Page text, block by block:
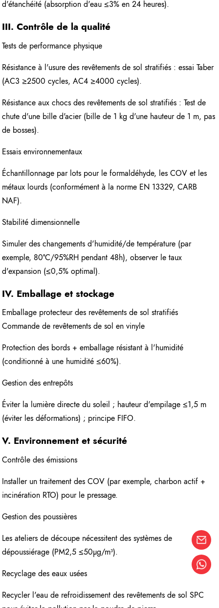
d'étanchéité (absorption d'eau ≤3% en 24 heures).
III. Contrôle de la qualité
Tests de performance physique
Résistance à l'usure des revêtements de sol stratifiés : essai Taber
(AC3 ≥2500 cycles, AC4 ≥4000 cycles).
Résistance aux chocs des revêtements de sol stratifiés : Test de
chute d'une bille d'acier (bille de 1 kg d'une hauteur de 1 m, pas
de bosses).
Essais environnementaux
Échantillonnage par lots pour le formaldéhyde, les COV et les
métaux lourds (conformément à la norme EN 13329, CARB
NAF).
Stabilité dimensionnelle
Simuler des changements d'humidité/de température (par
exemple, 80°C/95%RH pendant 48h), observer le taux
d'expansion (≤0,5% optimal).
IV. Emballage et stockage
Emballage protecteur des revêtements de sol stratifiés
Commande de revêtements de sol en vinyle
Protection des bords + emballage résistant à l'humidité
(conditionné à une humidité ≤60%).
Gestion des entrepôts
Éviter la lumière directe du soleil ; hauteur d'empilage ≤1,5 m
(éviter les déformations) ; principe FIFO.
V. Environnement et sécurité
Contrôle des émissions
Installer un traitement des COV (par exemple, charbon actif +
incinération RTO) pour le pressage.
Gestion des poussières
Les ateliers de découpe nécessitent des systèmes de
dépoussiérage (PM2,5 ≤50μg/m³).
Recyclage des eaux usées
Recycler l'eau de refroidissement des revêtements de sol SPC